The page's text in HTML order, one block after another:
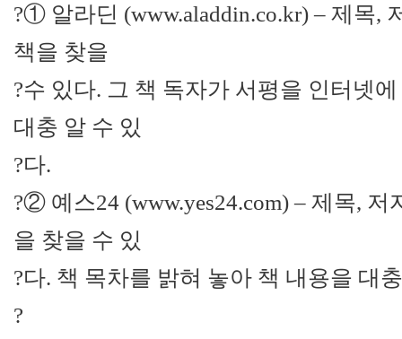
?① 알라딘 (www.aladdin.co.kr) – 제목,
책을 찾을
?수 있다. 그 책 독자가 서평을 인터넷
대충 알 수 있
?다.
?② 예스24 (www.yes24.com) – 제목,
을 찾을 수 있
?다. 책 목차를 밝혀 놓아 책 내용을 대
?